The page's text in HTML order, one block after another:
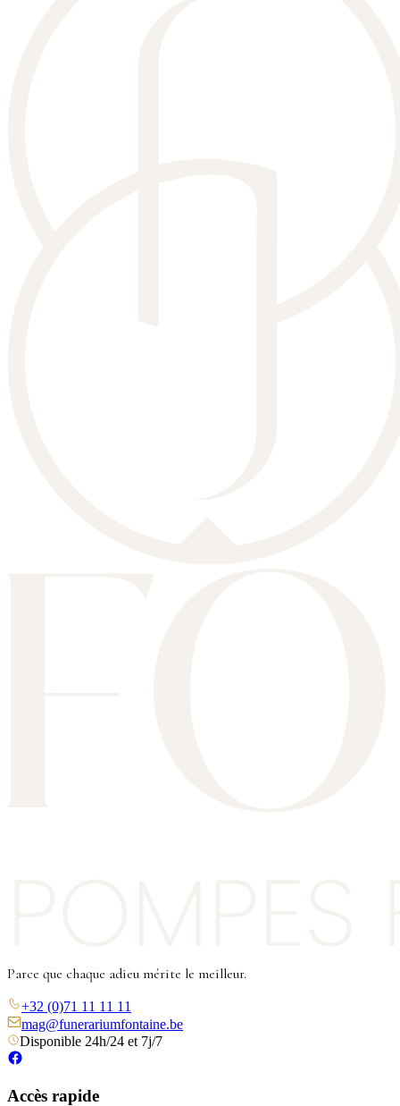
Parce que chaque adieu mérite le meilleur.
+32 (0)71 11 11 11
mag@funerariumfontaine.be
Disponible 24h/24 et 7j/7
Accès rapide